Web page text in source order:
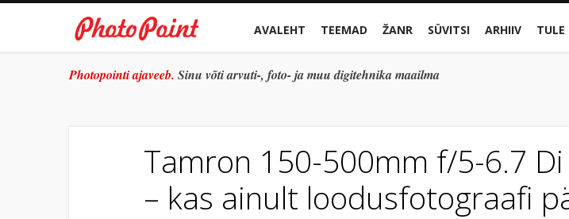
AVALEHT TEEMAD ŽANR SÜVITSI ARHIIV TULE
Photopointi ajaveeb. Sinu võti arvuti-, foto- ja muu digitehnika maailma
Tamron 150-500mm f/5-6.7 Di
– kas ainult loodusfotograafi